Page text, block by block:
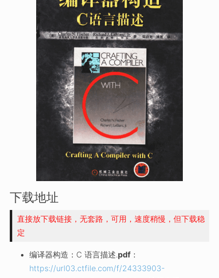
下载地址
直接放下载链接，无套路，可用，速度稍慢，但下载稳
定
编译器构造：C 语言描述.pdf ：
https://url03.ctfile.com/f/24333903-